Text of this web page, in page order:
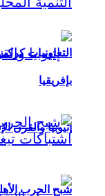
إثيوبيا والقرن
التعاونيات
بإفريقيا
شبح الحرب